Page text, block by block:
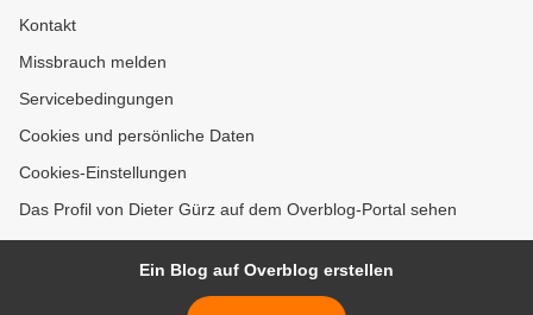
Kontakt
Missbrauch melden
Servicebedingungen
Cookies und persönliche Daten
Cookies-Einstellungen
Das Profil von Dieter Gürz auf dem Overblog-Portal sehen
Ein Blog auf Overblog erstellen